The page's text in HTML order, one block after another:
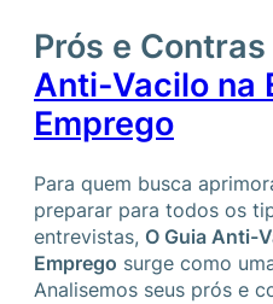
Prós e
Anti-Vacilo na
Emprego
Para quem busca
preparar para todos os
entrevistas, O Guia Anti-
Emprego surge como
Analisemos seus prós e